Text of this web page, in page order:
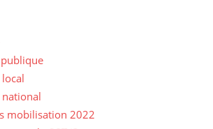
publique
mobilisation 2022